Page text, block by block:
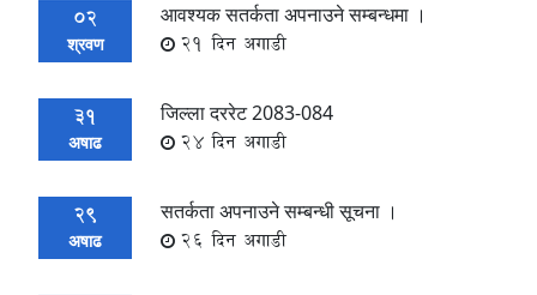
02
श्रवण
आवश्यक सतर्कता अपनाउने सम्बन्धमा ।
21 दिन अगाडी
31
अषाढ
जिल्ला दररेट 2083-084
24 दिन अगाडी
29
अषाढ
सतर्कता अपनाउने सम्बन्धी सूचना ।
26 दिन अगाडी